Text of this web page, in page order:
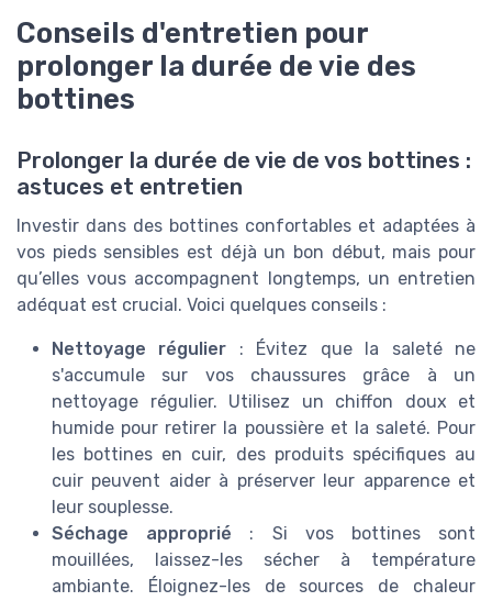
Conseils d'entretien pour
prolonger la durée de vie des
bottines
Prolonger la durée de vie de vos bottines :
astuces et entretien
Investir dans des bottines confortables et adaptées à
vos pieds sensibles est déjà un bon début, mais pour
qu’elles vous accompagnent longtemps, un entretien
adéquat est crucial. Voici quelques conseils :
Nettoyage régulier : Évitez que la saleté ne
s'accumule sur vos chaussures grâce à un
nettoyage régulier. Utilisez un chiffon doux et
humide pour retirer la poussière et la saleté. Pour
les bottines en cuir, des produits spécifiques au
cuir peuvent aider à préserver leur apparence et
leur souplesse.
Séchage approprié : Si vos bottines sont
mouillées, laissez-les sécher à température
ambiante. Éloignez-les de sources de chaleur